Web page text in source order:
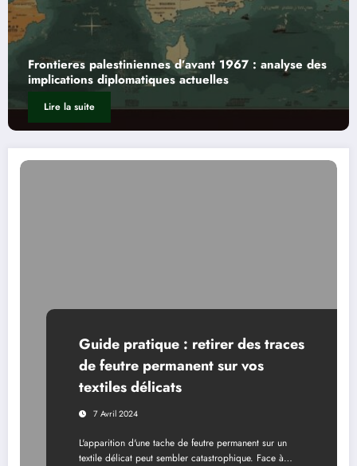
Frontieres palestiniennes d’avant 1967 : analyse des
implications diplomatiques actuelles
Lire la suite
Guide pratique : retirer des traces
de feutre permanent sur vos
textiles délicats
7 Avril 2024
L'apparition d'une tache de feutre permanent sur un
textile délicat peut sembler catastrophique. Face à…